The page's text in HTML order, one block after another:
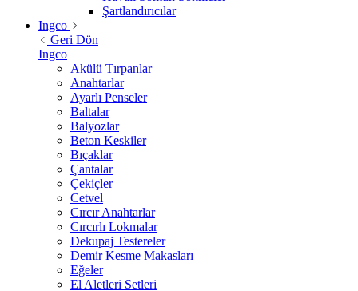
Şartlandırıcılar
Ingco
Geri Dön
Ingco
Akülü Tırpanlar
Anahtarlar
Ayarlı Penseler
Baltalar
Balyozlar
Beton Keskiler
Bıçaklar
Çantalar
Çekiçler
Cetvel
Cırcır Anahtarlar
Cırcırlı Lokmalar
Dekupaj Testereler
Demir Kesme Makasları
Eğeler
El Aletleri Setleri